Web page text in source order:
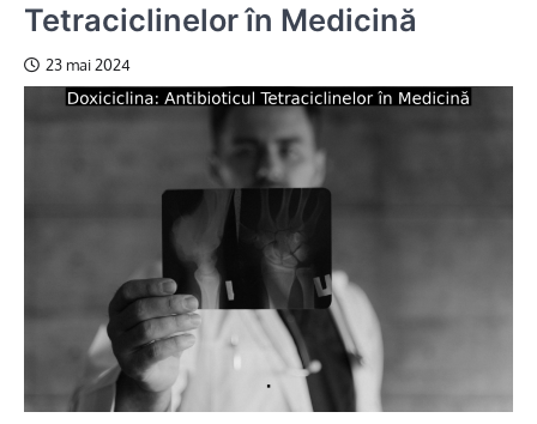
Tetraciclinelor în Medicină
23 mai 2024